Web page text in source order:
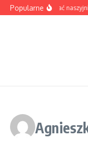
Przejdź do treści
PopularneJak dobrać